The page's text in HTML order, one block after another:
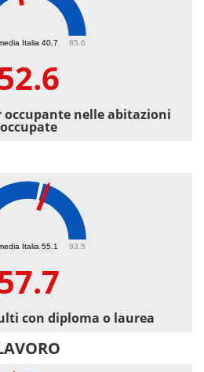
Italia 40.7 85.6
nelle abitazioni
occupate
Italia 55.1 83.5
con diploma o laurea